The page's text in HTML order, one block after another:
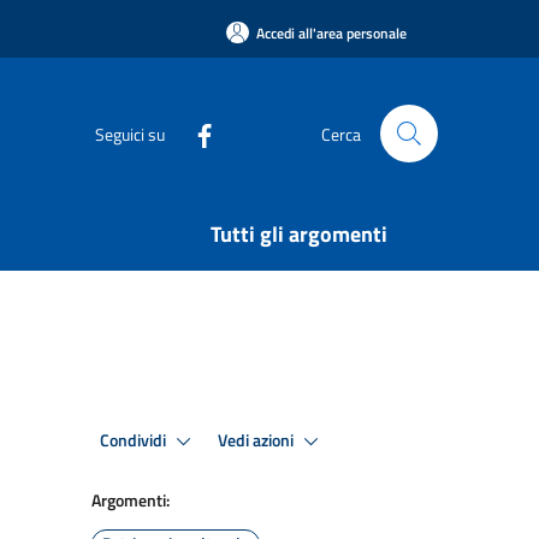
Accedi all'area personale
Seguici su Cerca
Tutti gli argomenti
Condividi Vedi azioni
Argomenti: